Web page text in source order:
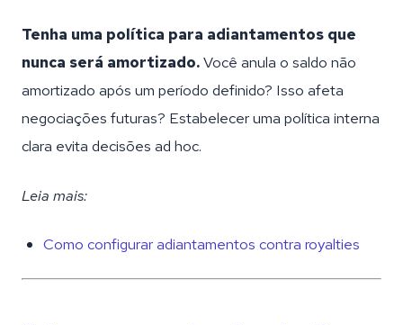
Tenha uma política para adiantamentos que
nunca será amortizado.Você anula o saldo não
amortizado após um período definido? Isso afeta
negociações futuras? Estabelecer uma política interna
clara evita decisões ad hoc.
Leia mais:
Como configurar adiantamentos contra royalties